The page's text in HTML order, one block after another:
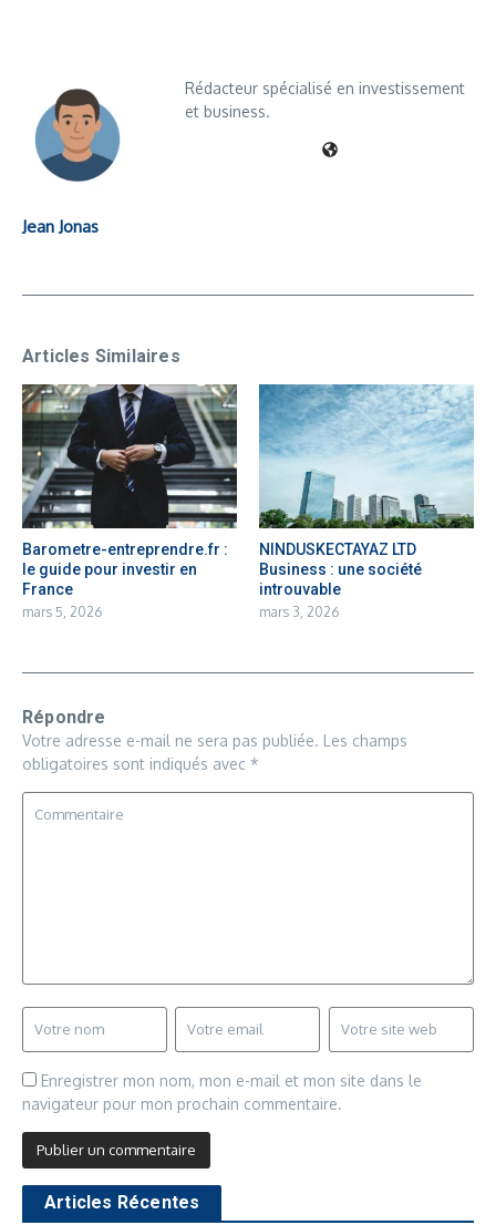
Jean Jonas
Rédacteur spécialisé en investissement
et business.
Articles Similaires
Barometre-entreprendre.fr :
le guide pour investir en
France
mars 5, 2026
NINDUSKECTAYAZ LTD
Business : une société
introuvable
mars 3, 2026
Répondre
Votre adresse e-mail ne sera pas publiée. Les champs
obligatoires sont indiqués avec *
Enregistrer mon nom, mon e-mail et mon site dans le
navigateur pour mon prochain commentaire.
Articles Récentes